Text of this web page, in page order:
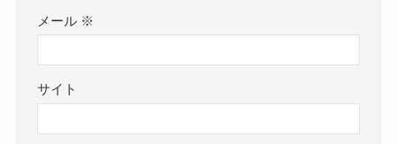
メール ※
サイト